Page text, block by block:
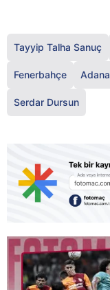
Tayyip Talha Sanuç
Fenerbahçe Adana
Serdar Dursun